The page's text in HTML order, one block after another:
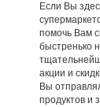
Если Вы
помочь Вам
быстренько
акции и
Вы
продуктов и